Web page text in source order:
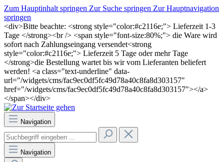
Zum Hauptinhalt springen Zur Suche springen Zur Hauptnavigation
springen
<div>Bitte beachte: <strong style="color:#c2116e;"> Lieferzeit 1-3
Tage </strong><br /> <span style="font-size:80%;"> die Ware wird
sofort nach Zahlungseingang versendet<strong
style="color:#c2116e;"> Lieferzeit 5 Tage oder mehr Tage
</strong>die Bestellung wartet bis wir vom Lieferanten beliefert
werden! <a class="text-underline" data-
url="/widgets/cms/fac9ec0df5fc49d78a40c8fa8d303157"
href="/widgets/cms/fac9ec0df5fc49d78a40c8fa8d303157"></a>
</span></div>
Navigation
Navigation